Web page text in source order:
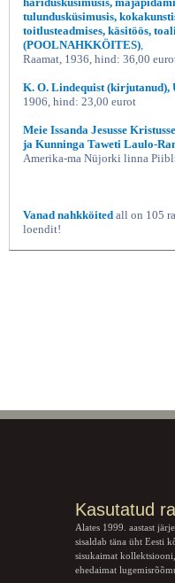
tulundusküsimusis,
toitlusteadmises, käsitöös,
(POOLNAHKKÖITES),
Raamat, 1936, hind: 36,00
K. O. Lindequist (kirjutanud),
1906, hind: 23,00 eurot
Meie Issanda Jesusse
ja Kunninga Taweti Laulo-
Amerika-ma Nüjorki linna
Vanad nahkköited all on 105
loendit!
Kasutatud
Alates 1999. aastast
sisaldab täna üht Eesti
sisukaimat
ehedaimat